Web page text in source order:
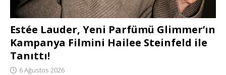
Estée Lauder, Yeni Parfümü Glimmer’ın
Kampanya Filmini Hailee Steinfeld ile
Tanıttı!
6 Ağustos 2026